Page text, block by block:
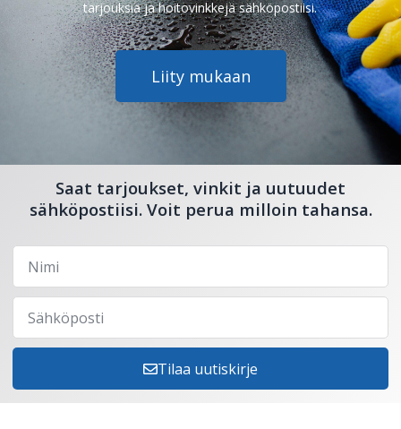
tarjouksia ja hoitovinkkejä sähköpostiisi.
Liity mukaan
Saat tarjoukset, vinkit ja uutuudet
sähköpostiisi. Voit perua milloin tahansa.
Tilaa uutiskirje